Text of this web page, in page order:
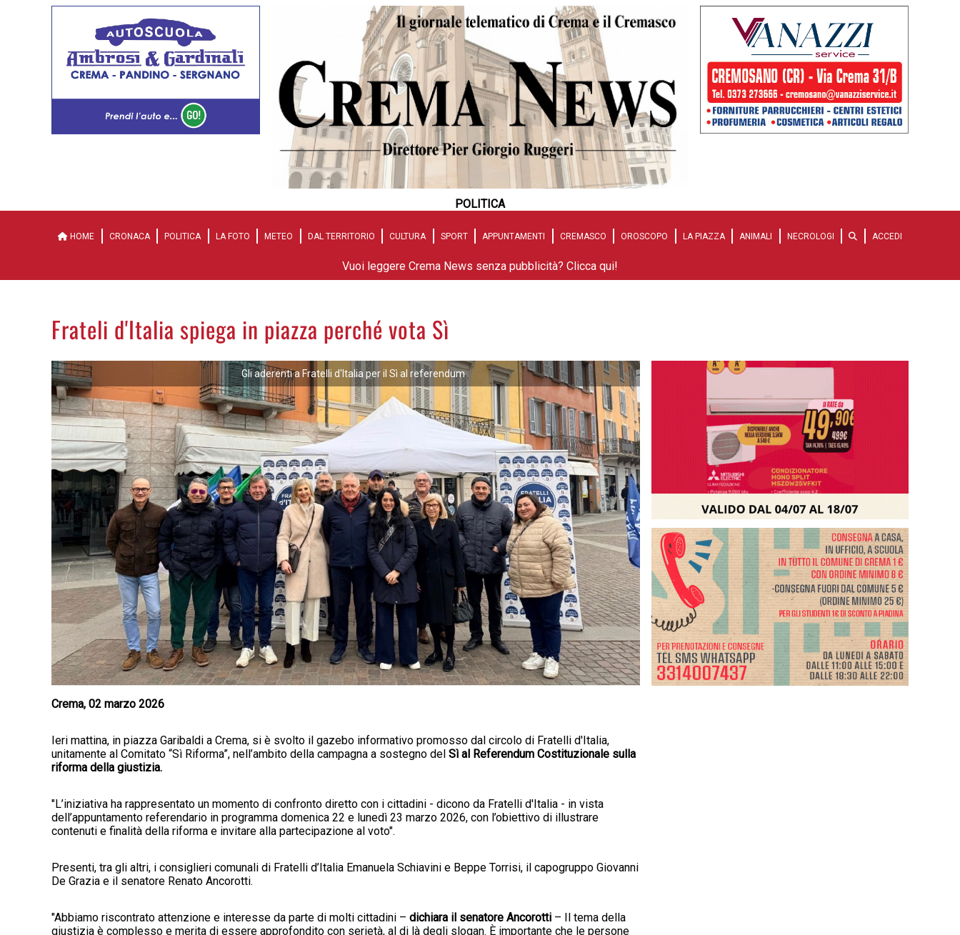
POLITICA
HOME CRONACA POLITICA LA FOTO METEO DAL TERRITORIO CULTURA SPORT APPUNTAMENTI CREMASCO OROSCOPO LA PIAZZA ANIMALI NECROLOGI ACCEDI
Vuoi leggere Crema News senza pubblicità? Clicca qui!
Frateli d'Italia spiega in piazza perché vota Sì
Gli aderenti a Fratelli d'Italia per il Sì al referendum
Crema, 02 marzo 2026
Ieri mattina, in piazza Garibaldi a Crema, si è svolto il gazebo informativo promosso dal circolo di Fratelli d'Italia,
unitamente al Comitato “Sì Riforma”, nell’ambito della campagna a sostegno del Sì al Referendum Costituzionale sulla
riforma della giustizia.
"L’iniziativa ha rappresentato un momento di confronto diretto con i cittadini - dicono da Fratelli d'Italia - in vista
dell’appuntamento referendario in programma domenica 22 e lunedì 23 marzo 2026, con l’obiettivo di illustrare
contenuti e finalità della riforma e invitare alla partecipazione al voto".
Presenti, tra gli altri, i consiglieri comunali di Fratelli d’Italia Emanuela Schiavini e Beppe Torrisi, il capogruppo Giovanni
De Grazia e il senatore Renato Ancorotti.
"Abbiamo riscontrato attenzione e interesse da parte di molti cittadini – dichiara il senatore Ancorotti – Il tema della
giustizia è complesso e merita di essere approfondito con serietà, al di là degli slogan. È importante che le persone